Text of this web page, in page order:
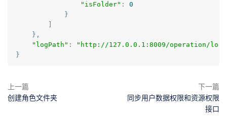
"isFolder" :
0
}
},
"logPath" :
"http://127.0.0.1:8009/operation/log/
}
上一篇
创建角色文件夹
下一篇
同步用户数据权限和资源权限
接口